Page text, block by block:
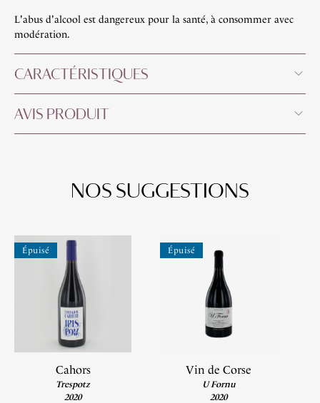
L'abus d'alcool est dangereux pour la santé, à consommer avec
modération.
CARACTÉRISTIQUES
AVIS PRODUIT
NOS SUGGESTIONS
Épuisé
Cahors
Trespotz
2020
Épuisé
Vin de Corse
U Fornu
2020